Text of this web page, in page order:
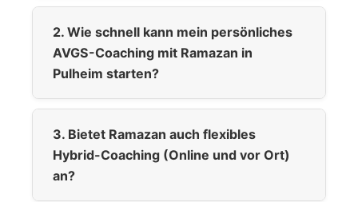
2. Wie schnell kann mein persönliches
AVGS-Coaching mit Ramazan in
Pulheim starten?
3. Bietet Ramazan auch flexibles
Hybrid-Coaching (Online und vor Ort)
an?